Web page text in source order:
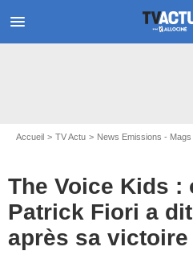
menu
Accueil TV Actu News Emissions - Mags
The Voice Kids :
Patrick Fiori a
après sa victoire